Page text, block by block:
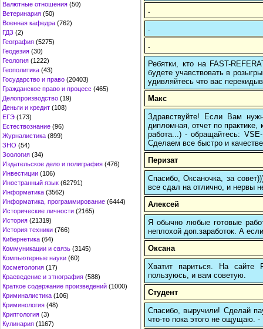
Валютные отношения (50)
Ветеринария (50)
Военная кафедра (762)
ГДЗ (2)
География (5275)
Геодезия (30)
Геология (1222)
Геополитика (43)
Государство и право (20403)
Гражданское право и процесс (465)
Делопроизводство (19)
Деньги и кредит (108)
ЕГЭ (173)
Естествознание (96)
Журналистика (899)
ЗНО (54)
Зоология (34)
Издательское дело и полиграфия (476)
Инвестиции (106)
Иностранный язык (62791)
Информатика (3562)
Информатика, программирование (6444)
Исторические личности (2165)
История (21319)
История техники (766)
Кибернетика (64)
Коммуникации и связь (3145)
Компьютерные науки (60)
Косметология (17)
Краеведение и этнография (588)
Краткое содержание произведений (1000)
Криминалистика (106)
Криминология (48)
Криптология (3)
Кулинария (1167)
.
.
Ребятки, кто на FAST-
будете учавствовать в
удивляйтесь что вас
Макс
Здравствуйте! Если Вам
дипломная, отчет по
работа...) - обращайтесь:
Сделаем все быстро и
Перизат
Спасибо, Оксаночка, за
все сдал на отлично, и нервы
Алексей
Я обычно любые готовые
неплохой доп.заработок. А
Оксана
Хватит париться. На
пользуюсь, и вам советую.
Студент
Спасибо, выручили! Сделай
что-то пока этого не ощущаю.